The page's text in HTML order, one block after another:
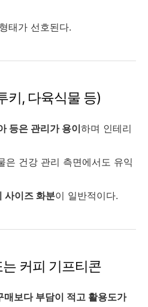
형태가 선호된다.
키, 다육식물 등)
등은 관리가 용이하며 인테리
은 건강 관리 측면에서도 유익
사이즈 화분이 일반적이다.
커피 기프티콘
보다 부담이 적고 활용도가